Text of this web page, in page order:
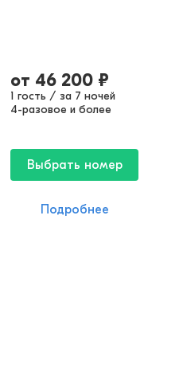
от 46 200 ₽
1 гость / за 7 ночей
4-разовое и более
Выбрать номер
Подробнее